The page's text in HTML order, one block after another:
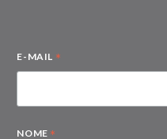
E-MAIL *
NOME *